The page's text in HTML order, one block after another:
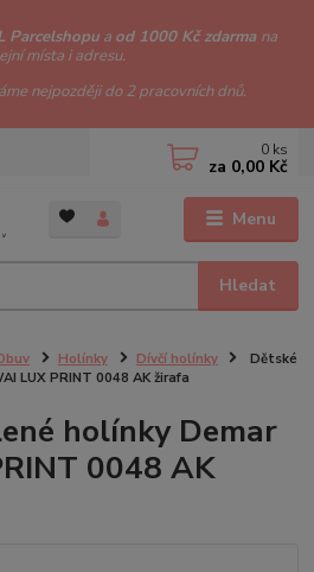
Parcelshopu a od 1000 Kč zdarma na
místa i adresu.
nejpozději do 2 pracovních dnů.
Menu
Hledat
0 ks
za 0,00 Kč
Holínky Dívčí holínky
Dětské
LUX PRINT 0048 AK žirafa
holínky Demar
0048 AK